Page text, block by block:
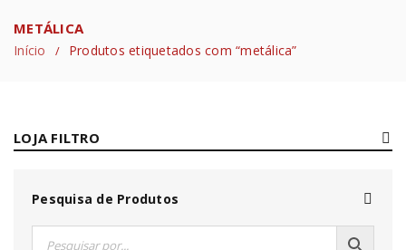
METÁLICA
Início / Produtos etiquetados com “metálica”
LOJA FILTRO
Pesquisa de Produtos